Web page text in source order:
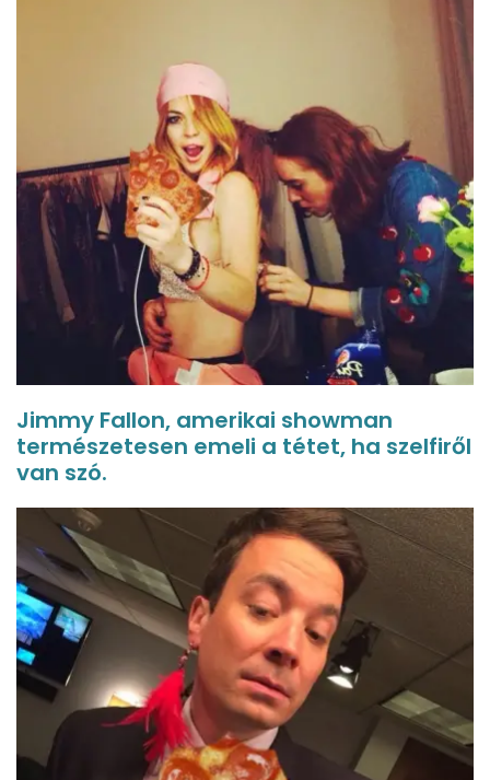
Jimmy Fallon, amerikai showman
természetesen emeli a tétet, ha szelfiről
van szó.